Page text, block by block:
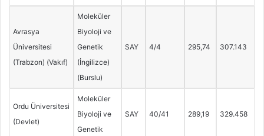
Avrasya
Üniversitesi
(Trabzon) (Vakıf)
Moleküler
Biyoloji ve
Genetik
(İngilizce)
(Burslu)
SAY 4/4 295,74 307.143
Ordu Üniversitesi
(Devlet)
Moleküler
Biyoloji ve
Genetik
SAY 40/41 289,19 329.458